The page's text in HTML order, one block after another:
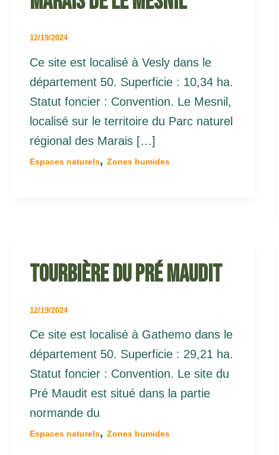
12/19/2024
Ce site est localisé à Vesly dans le
département 50. Superficie : 10,34 ha.
Statut foncier : Convention. Le Mesnil,
localisé sur le territoire du Parc naturel
régional des Marais […]
Espaces naturels, Zones humides
Tourbière du Pré maudit
12/19/2024
Ce site est localisé à Gathemo dans le
département 50. Superficie : 29,21 ha.
Statut foncier : Convention. Le site du
Pré Maudit est situé dans la partie
normande du
Espaces naturels, Zones humides